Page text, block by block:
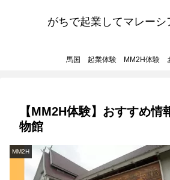
がちで起業してマレーシ
馬国 起業体験 MM2H体験
【MM2H体験】おすすめ情
物館
MM2H